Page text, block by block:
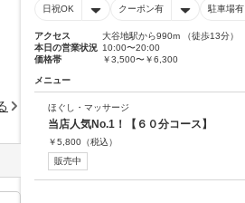
日祝OK クーポン有 駐車場有
アクセス
大谷地駅から990m （徒歩13分）
本日の営業状況 10:00〜20:00
価格帯
￥3,500〜￥6,300
メニュー
ほぐし・マッサージ
当店人気No.1！【６０分コース】
￥5,800 （税込）
販売中